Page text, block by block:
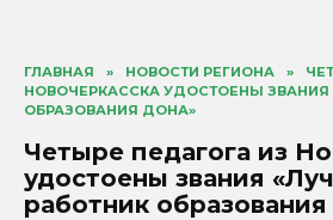
ГЛАВНАЯ » НОВОСТИ РЕГИОНА »
НОВОЧЕРКАССКА УДОСТОЕНЫ ЗВАНИЯ
ОБРАЗОВАНИЯ ДОНА»
Четыре педагога из
удостоены звания
работник